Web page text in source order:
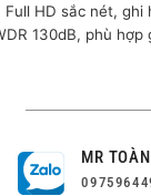
HD sắc nét, ghi
130dB, phù hợp
MR TOÀN